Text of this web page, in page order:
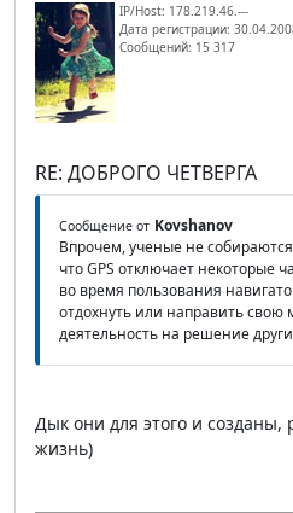
IP/Host: 178.219.46.---
Дата регистрации:
Сообщений: 15 317
RE: ДОБРОГО ЧЕТВЕРГА
Сообщение от Kovshanov
Впрочем, ученые не собираются
что GPS отключает некоторые
во время пользования
отдохнуть или направить
деятельность на решение
Дык они для этого и созданы,
жизнь)